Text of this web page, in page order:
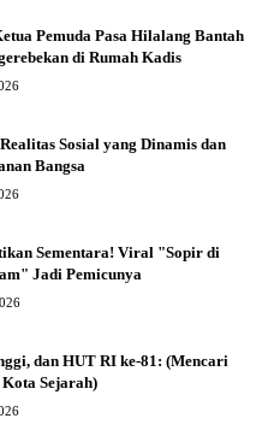
Pemuda Pasa Hilalang Bantah
di Rumah Kadis
Sosial yang Dinamis dan
Bangsa
Sementara! Viral "Sopir di
Jadi Pemicunya
dan HUT RI ke-81: (Mencari
Sejarah)